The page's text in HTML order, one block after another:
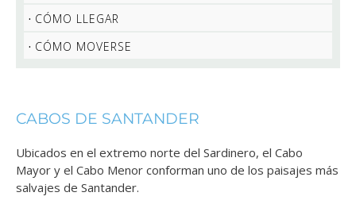
CÓMO LLEGAR
CÓMO MOVERSE
CABOS DE SANTANDER
Ubicados en el extremo norte del Sardinero, el Cabo
Mayor y el Cabo Menor conforman uno de los paisajes más
salvajes de Santander.